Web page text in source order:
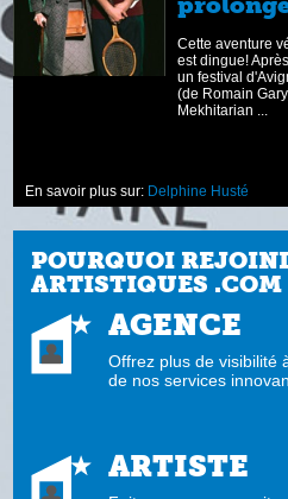
Cette aventure
est dingue!
un festival
(de Romain
Mekhitarian ...
En savoir plus sur: Delphine Husté
POURQUOI
ARTISTIQUES .COM
AGENCE
Offrez plus de visibilité
de nos services
ARTISTE